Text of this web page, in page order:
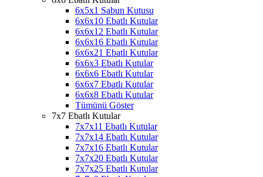
6x5x1 Sabun Kutusu
6x6x10 Ebatlı Kutular
6x6x12 Ebatlı Kutular
6x6x16 Ebatlı Kutular
6x6x21 Ebatlı Kutular
6x6x3 Ebatlı Kutular
6x6x6 Ebatlı Kutular
6x6x7 Ebatlı Kutular
6x6x8 Ebatlı Kutular
Tümünü Göster
7x7 Ebatlı Kutular
7x7x11 Ebatlı Kutular
7x7x14 Ebatlı Kutular
7x7x16 Ebatlı Kutular
7x7x20 Ebatlı Kutular
7x7x25 Ebatlı Kutular